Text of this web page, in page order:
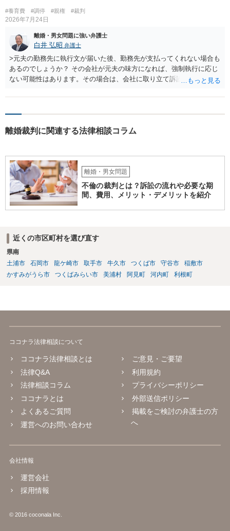
#養育費 #調停 #親権 #裁判
2026年7月24日
離婚・男女問題に強い弁護士
白井 弘昭 弁護士
>元夫の勤務先に執行文が届いた後、勤務先が支払ってくれない場合も
あるのでしょうか？ その会社が元夫の味方になれば、強制執行に応じ
ない可能性はあります。その場合は、会社に取り立て訴訟を行うこと
押さえ、元夫名義の車の差し押さえ競売などを検討します。 ＞何もで
す。 ＞他の弁護士さんに再度依頼できるのでしょうか？ できます。た
離婚裁判に関連する法律相談コラム
離婚・男女問題
不倫の裁判とは？訴訟の流れや必要な期
間、費用、メリット・デメリットを紹介
近くの市区町村を選び直す
県南
土浦市
石岡市 龍ケ崎市 取手市 牛久市 つくば市 守谷市
稲敷市
かすみがうら市
つくばみらい市 美浦村 阿見町 河内町 利根町
ココナラ法律相談について
ココナラ法律相談とは
法律Q&A
法律相談コラム
ココナラとは
よくあるご質問
運営へのお問い合わせ
ご意見・ご要望
利用規約
プライバシーポリシー
外部送信ポリシー
掲載をご検討の弁護士の方
へ
会社情報
運営会社
採用情報
© 2016 coconala Inc.